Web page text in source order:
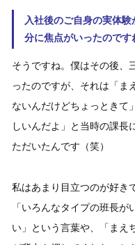
入社後のご自身の実体
分に焦点がいったのです
そうですね。僕はその後、
ったのですが、それは「ま
ないんだけどちょっときて
しいんだよ」と当時の課長
ただいたんです（笑）
私はあまり目立つのが好き
「いろんなタイプの班長
い」という言葉や、「まえ